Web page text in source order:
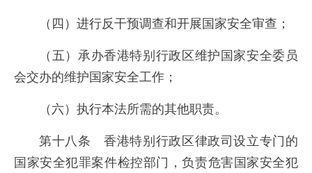
（四）进行反干预调查和开展国家安全审查；
（五）承办香港特别行政区维护国家安全委员
会交办的维护国家安全工作；
（六）执行本法所需的其他职责。
第十八条 香港特别行政区律政司设立专门的
国家安全犯罪案件检控部门，负责危害国家安全犯